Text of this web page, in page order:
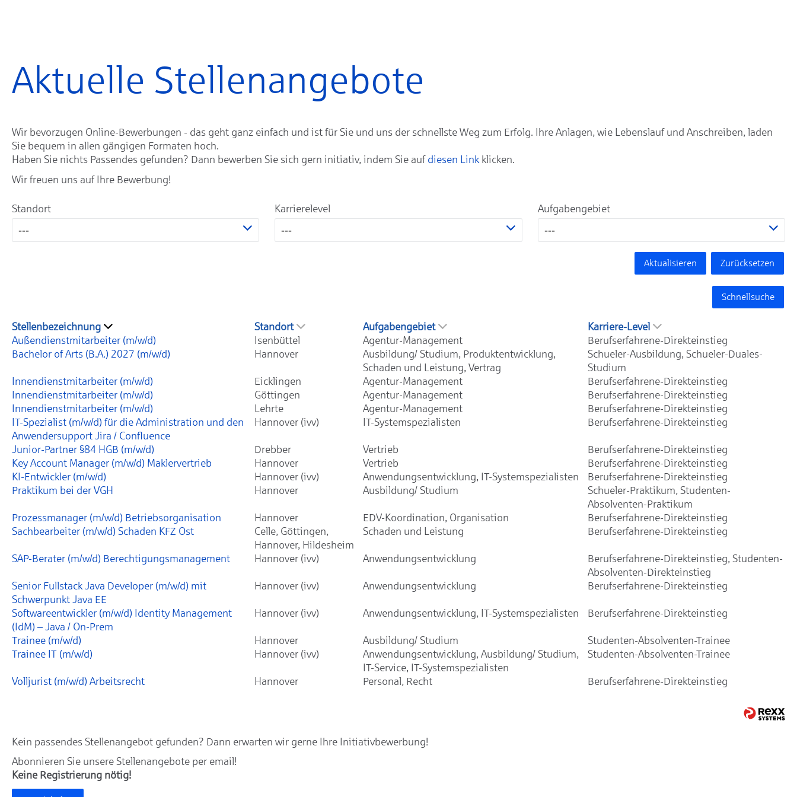
Aktuelle Stellenangebote
Wir bevorzugen Online-Bewerbungen - das geht ganz einfach und ist für Sie und uns der schnellste Weg zum Erfolg. Ihre Anlagen, wie Lebenslauf und Anschreiben, laden
Sie bequem in allen gängigen Formaten hoch.
Haben Sie nichts Passendes gefunden? Dann bewerben Sie sich gern initiativ, indem Sie auf diesen Linkklicken.
Wir freuen uns auf Ihre Bewerbung!
Standort
---
Karrierelevel
---
Aufgabengebiet
---
Aktualisieren Zurücksetzen
Schnellsuche
Stellenbezeichnung Standort Aufgabengebiet
Karriere-Level
Außendienstmitarbeiter (m/w/d)
Isenbüttel Agentur-Management
Berufserfahrene-Direkteinstieg
Bachelor of Arts (B.A.) 2027 (m/w/d)
Hannover
Ausbildung/ Studium, Produktentwicklung,
Schaden und Leistung, Vertrag
Schueler-Ausbildung, Schueler-Duales-
Studium
Innendienstmitarbeiter (m/w/d)
Eicklingen Agentur-Management
Berufserfahrene-Direkteinstieg
Innendienstmitarbeiter (m/w/d)
Göttingen Agentur-Management
Berufserfahrene-Direkteinstieg
Innendienstmitarbeiter (m/w/d)
Lehrte Agentur-Management
Berufserfahrene-Direkteinstieg
IT-Spezialist (m/w/d) für die Administration und den
Anwendersupport Jira / Confluence
Hannover (ivv) IT-Systemspezialisten Berufserfahrene-Direkteinstieg
Junior-Partner §84 HGB (m/w/d) Drebber Vertrieb
Berufserfahrene-Direkteinstieg
Key Account Manager (m/w/d) Maklervertrieb
Hannover Vertrieb
Berufserfahrene-Direkteinstieg
KI-Entwickler (m/w/d)
Hannover (ivv) Anwendungsentwicklung, IT-Systemspezialisten
Berufserfahrene-Direkteinstieg
Praktikum bei der VGH
Hannover Ausbildung/ Studium
Schueler-Praktikum, Studenten-
Absolventen-Praktikum
Prozessmanager (m/w/d) Betriebsorganisation
Hannover EDV-Koordination, Organisation
Berufserfahrene-Direkteinstieg
Sachbearbeiter (m/w/d) Schaden KFZ Ost
Celle, Göttingen,
Hannover, Hildesheim
Schaden und Leistung Berufserfahrene-Direkteinstieg
SAP-Berater (m/w/d) Berechtigungsmanagement Hannover (ivv) Anwendungsentwicklung
Berufserfahrene-Direkteinstieg, Studenten-
Absolventen-Direkteinstieg
Senior Fullstack Java Developer (m/w/d) mit
Schwerpunkt Java EE
Hannover (ivv) Anwendungsentwicklung Berufserfahrene-Direkteinstieg
Softwareentwickler (m/w/d) Identity Management
(IdM) – Java / On-Prem
Hannover (ivv) Anwendungsentwicklung, IT-Systemspezialisten Berufserfahrene-Direkteinstieg
Trainee (m/w/d) Hannover Ausbildung/ Studium
Studenten-Absolventen-Trainee
Trainee IT (m/w/d)
Hannover (ivv)
Anwendungsentwicklung, Ausbildung/ Studium,
IT-Service, IT-Systemspezialisten
Studenten-Absolventen-Trainee
Volljurist (m/w/d) Arbeitsrecht Hannover Personal, Recht Berufserfahrene-Direkteinstieg
Kein passendes Stellenangebot gefunden? Dann erwarten wir gerne Ihre Initiativbewerbung!
Abonnieren Sie unsere Stellenangebote per email!
Keine Registrierung nötig!